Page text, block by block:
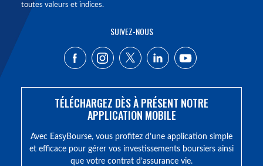
toutes valeurs et indices.
SUIVEZ-NOUS
TÉLÉCHARGEZ DÈS À PRÉSENT NOTRE
APPLICATION MOBILE
Avec EasyBourse, vous profitez d’une application simple
et efficace pour gérer vos investissements boursiers ainsi
que votre contrat d’assurance vie.